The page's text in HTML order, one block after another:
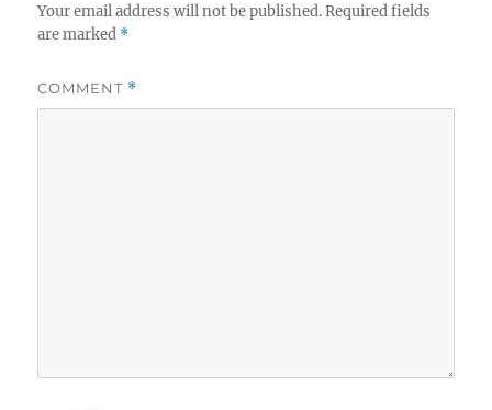
Your email address will not be published. Required fields
are marked *
COMMENT *